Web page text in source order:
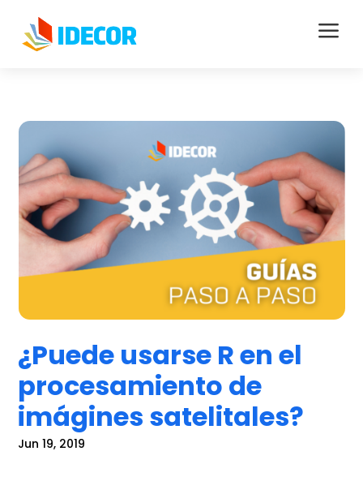
a
¿Puede usarse R en el
procesamiento de
imágines satelitales?
Jun 19, 2019